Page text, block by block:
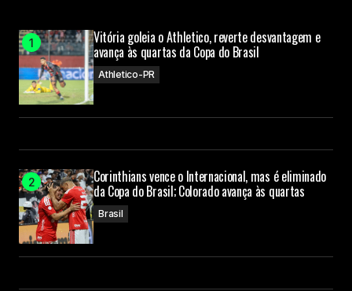
Vitória goleia o Athletico, reverte desvantagem e
avança às quartas da Copa do Brasil
Athletico-PR
Corinthians vence o Internacional, mas é eliminado
da Copa do Brasil; Colorado avança às quartas
Brasil